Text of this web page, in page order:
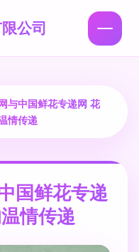
公司
与中国鲜花专递网 花
情传递
国鲜花专递
情传递